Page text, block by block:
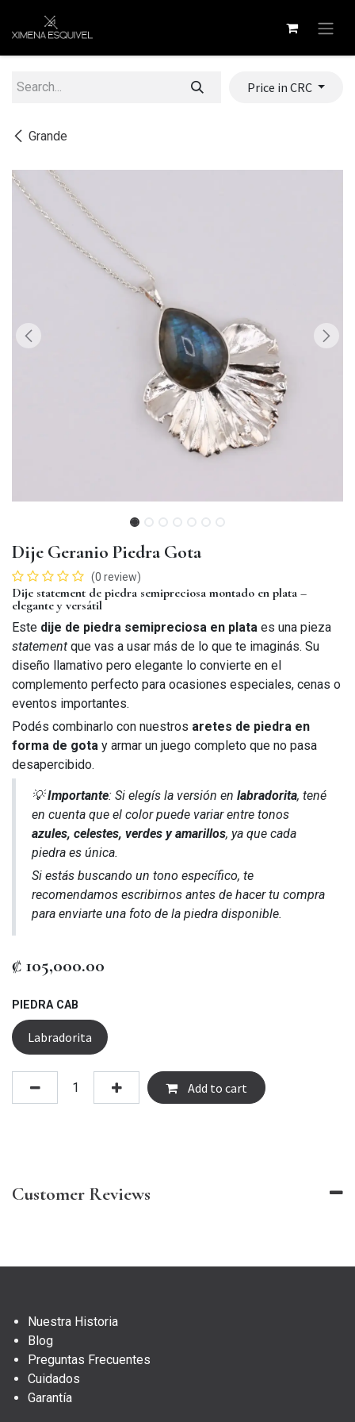
Grande
Price in CRC
Dije Geranio Piedra Gota
(0 review)
Dije statement de piedra semipreciosa montado en plata –
elegante y versátil
Este dije de piedra semipreciosa en plata es una pieza
statement que vas a usar más de lo que te imaginás. Su
diseño llamativo pero elegante lo convierte en el
complemento perfecto para ocasiones especiales, cenas o
eventos importantes.
Podés combinarlo con nuestros aretes de piedra en
forma de gota y armar un juego completo que no pasa
desapercibido.
💡Importante: Si elegís la versión en labradorita, tené
en cuenta que el color puede variar entre tonos
azules, celestes, verdes y amarillos, ya que cada
piedra es única.
Si estás buscando un tono específico, te
recomendamos escribirnos antes de hacer tu compra
para enviarte una foto de la piedra disponible.
₡ 105,000.00
PIEDRA CAB
Labradorita
Add to cart
Customer Reviews
Nuestra Historia
Blog
Preguntas Frecuentes
Cuidados
Garantía